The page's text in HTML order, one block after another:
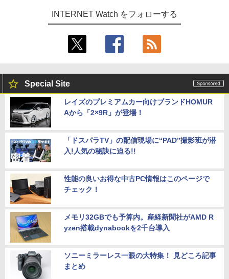
INTERNET Watch をフォローする
Special Site
レイズのプレミアムカー向けブランドHOMUR
Aから「2×9R」が登場！
「ドスパラTV」の配信現場に“PAD”撮影班が潜
入!人気の秘訣に迫る!!
性能の良いお得な中古PC情報はこのページで
チェック！
メモリ32GBでも予算内。産経新聞社がAMD R
yzen搭載dynabookを2千台導入
ソニーミラーレス一眼の大特集！ 見どころ記事
まとめ